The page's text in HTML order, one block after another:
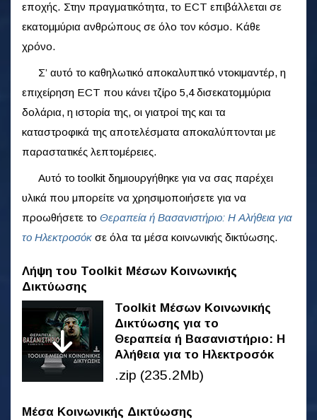
εποχής. Στην πραγματικότητα, το ECT επιβάλλεται σε
εκατομμύρια ανθρώπους σε όλο τον κόσμο. Κάθε
χρόνο.
Σ’ αυτό το καθηλωτικό αποκαλυπτικό ντοκιμαντέρ, η
επιχείρηση ECT που κάνει τζίρο 5,4 δισεκατομμύρια
δολάρια, η ιστορία της, οι γιατροί της και τα
καταστροφικά της αποτελέσματα αποκαλύπτονται με
παραστατικές λεπτομέρειες.
Αυτό το toolkit δημιουργήθηκε για να σας παρέχει
υλικά που μπορείτε να χρησιμοποιήσετε για να
προωθήσετε το Θεραπεία ή Βασανιστήριο: Η Αλήθεια για
το Ηλεκτροσόκ σε όλα τα μέσα κοινωνικής δικτύωσης.
Λήψη του Toolkit Μέσων Κοινωνικής
Δικτύωσης
Toolkit Μέσων Κοινωνικής
Δικτύωσης για το
Θεραπεία ή Βασανιστήριο: Η
Αλήθεια για το Ηλεκτροσόκ
.zip (235.2Mb)
Μέσα Κοινωνικής Δικτύωσης